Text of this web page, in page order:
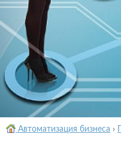
Автоматизация бизнеса ›